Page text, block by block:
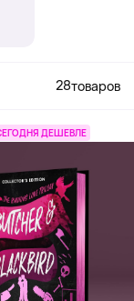
28товаров
ДЕШЕВЛЕ